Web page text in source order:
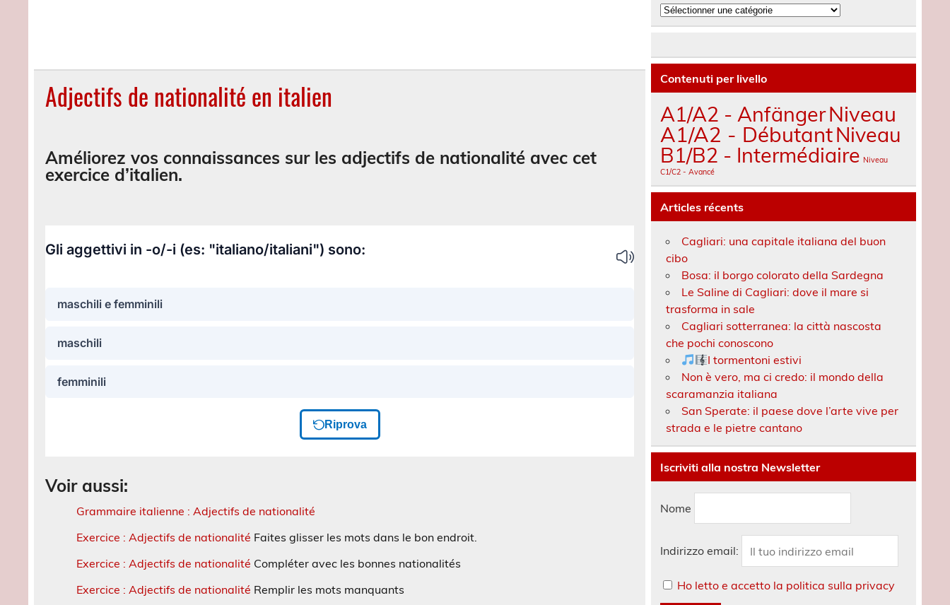
Adjectifs de nationalité en italien
Améliorez vos connaissances sur les adjectifs de nationalité avec cet
exercice d’italien.
Voir aussi:
Grammaire italienne : Adjectifs de nationalité
Exercice : Adjectifs de nationalité Faites glisser les mots dans le bon endroit.
Exercice : Adjectifs de nationalité Compléter avec les bonnes nationalités
Exercice : Adjectifs de nationalité Remplir les mots manquants
Catégories
Contenuti per livello
A1/A2 - AnfängerNiveau
A1/A2 - DébutantNiveau
B1/B2 - Intermédiaire Niveau
C1/C2 - Avancé
Articles récents
Cagliari: una capitale italiana del buon
cibo
Bosa: il borgo colorato della Sardegna
Le Saline di Cagliari: dove il mare si
trasforma in sale
Cagliari sotterranea: la città nascosta
che pochi conoscono
I tormentoni estivi
Non è vero, ma ci credo: il mondo della
scaramanzia italiana
San Sperate: il paese dove l’arte vive per
strada e le pietre cantano
Iscriviti alla nostra Newsletter
Nome
Indirizzo email:
Ho letto e accetto la politica sulla privacy